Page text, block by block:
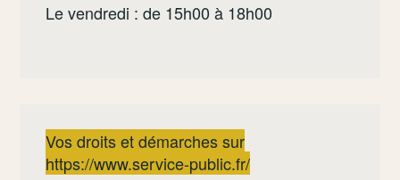
Le vendredi : de 15h00 à 18h00
Vos droits et démarches sur
https://www.service-public.fr/